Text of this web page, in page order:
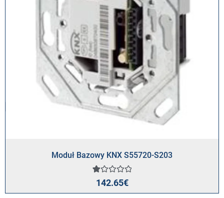
Moduł Bazowy KNX S55720-S203
Oceniony
1.00
na
142.65€